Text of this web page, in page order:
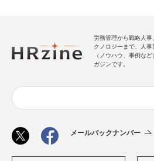
労務管理から戦略人
クノロジーまで、人
（ノウハウ、事例な
ガジンです。
メールバックナンバー